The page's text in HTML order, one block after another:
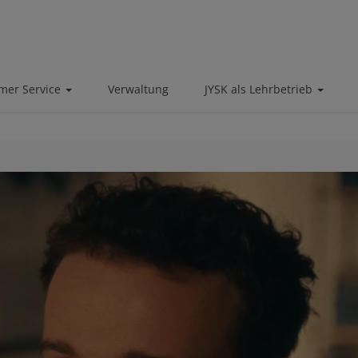
Service Verwaltung JYSK als Lehrbetrieb